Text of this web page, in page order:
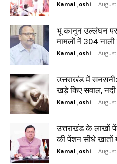
Kamal Joshi - August
भू कानून उल्लंघन पर
मामलों में 304
Kamal Joshi - August
उत्तराखंड में
खड़े किए सवाल, नदी
Kamal Joshi - August
उत्तराखंड के लाखों
की पेंशन सीधे खातों
Kamal Joshi - August